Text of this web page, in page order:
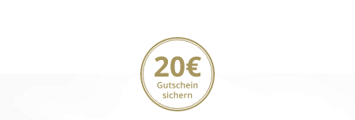
20€ korting verzekeren